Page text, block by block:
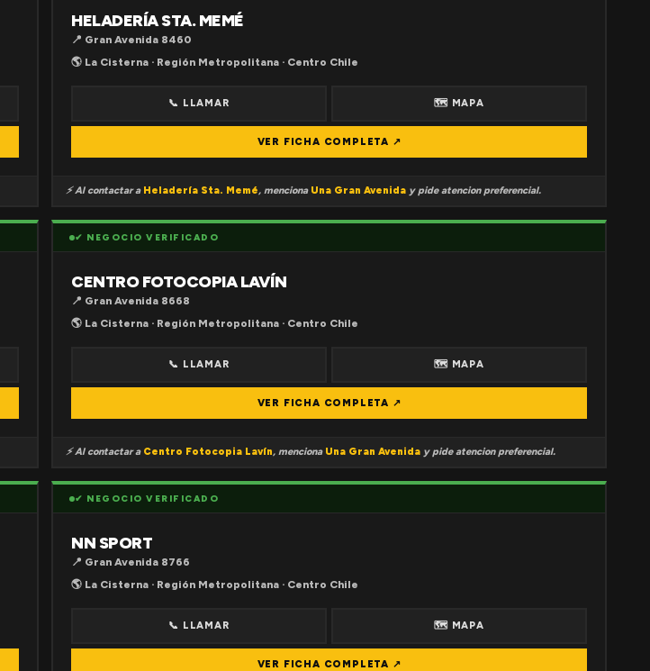
HELADERÍA STA. MEMÉ
📍 Gran Avenida 8460
🌎 La Cisterna · Región Metropolitana · Centro Chile
📞 LLAMAR 🗺 MAPA
VER FICHA COMPLETA ↗
⚡ Al contactar a Heladería Sta. Memé, menciona Una Gran Avenida y pide atencion preferencial.
✔ NEGOCIO VERIFICADO
CENTRO FOTOCOPIA LAVÍN
📍 Gran Avenida 8668
🌎 La Cisterna · Región Metropolitana · Centro Chile
📞 LLAMAR 🗺 MAPA
VER FICHA COMPLETA ↗
⚡ Al contactar a Centro Fotocopia Lavín, menciona Una Gran Avenida y pide atencion preferencial.
✔ NEGOCIO VERIFICADO
NN SPORT
📍 Gran Avenida 8766
🌎 La Cisterna · Región Metropolitana · Centro Chile
📞 LLAMAR 🗺 MAPA
VER FICHA COMPLETA ↗